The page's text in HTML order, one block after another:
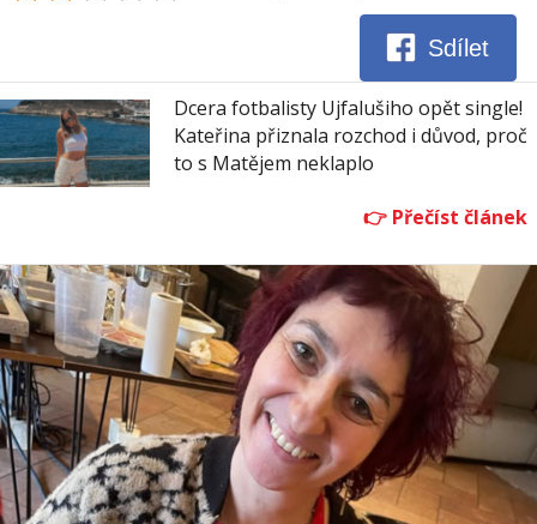
Sdílet
Dcera fotbalisty Ujfalušiho opět single!
Kateřina přiznala rozchod i důvod, proč
to s Matějem neklaplo